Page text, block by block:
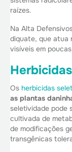
raízes.
Na Alta
diquate, que atua
visíveis em
Os herbicidas
as plantas
seletividade pode
cultivada de
de modificações
transgênicas